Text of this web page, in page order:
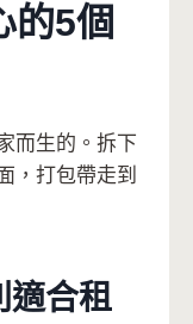
的5個
而生的。拆下
，打包帶走到
適合租